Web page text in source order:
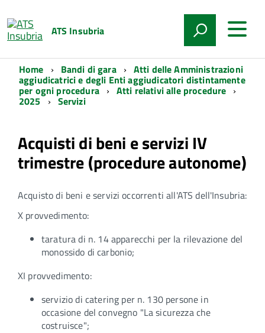
ATS Insubria
Home Bandi di gara Atti delle Amministrazioni
aggiudicatrici e degli Enti aggiudicatori distintamente
per ogni procedura Atti relativi alle procedure
2025 Servizi
Acquisti di beni e servizi IV
trimestre (procedure autonome)
Acquisto di beni e servizi occorrenti all'ATS dell'Insubria:
X provvedimento:
taratura di n. 14 apparecchi per la rilevazione del
monossido di carbonio;
XI provvedimento:
servizio di catering per n. 130 persone in
occasione del convegno "La sicurezza che
costruisce";